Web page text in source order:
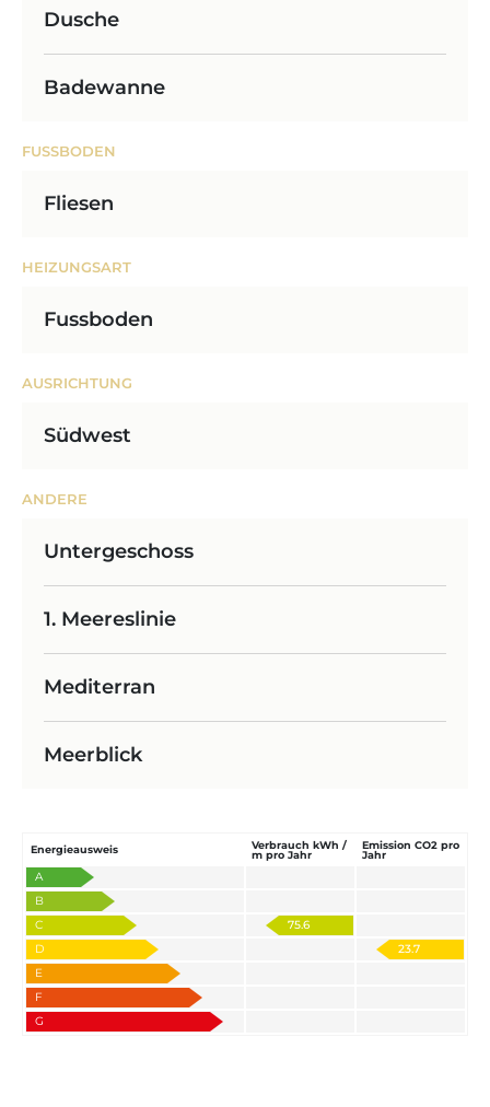
Dusche
Badewanne
FUSSBODEN
Fliesen
HEIZUNGSART
Fussboden
AUSRICHTUNG
Südwest
ANDERE
Untergeschoss
1. Meereslinie
Mediterran
Meerblick
Energieausweis
Verbrauch kWh /
m pro Jahr
Emission CO2 pro
Jahr
A
B
C
75.6
D
23.7
E
F
G